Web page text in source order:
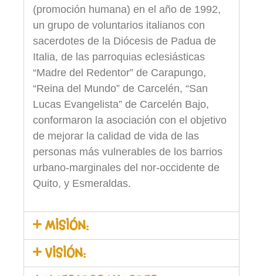
(promoción humana) en el año de 1992,
un grupo de voluntarios italianos con
sacerdotes de la Diócesis de Padua de
Italia, de las parroquias eclesiásticas
“Madre del Redentor” de Carapungo,
“Reina del Mundo” de Carcelén, “San
Lucas Evangelista” de Carcelén Bajo,
conformaron la asociación con el objetivo
de mejorar la calidad de vida de las
personas más vulnerables de los barrios
urbano-marginales del nor-occidente de
Quito, y Esmeraldas.
MISIÓN:
VISIÓN: